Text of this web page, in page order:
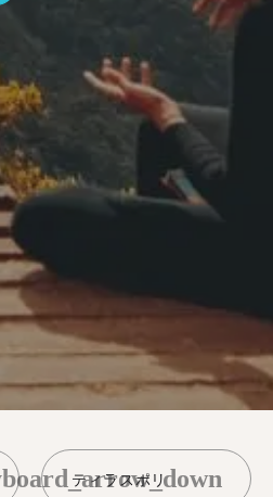
ティラスポリ